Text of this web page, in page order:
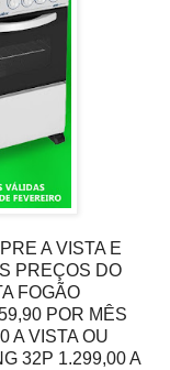
A VISTA E
PREÇOS DO
FOGÃO
POR MÊS
A VISTA OU
32P 1.299,00 A